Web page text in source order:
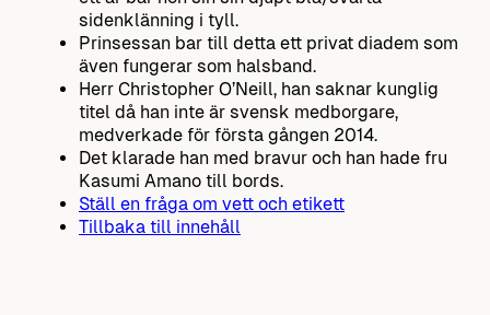
sidenklänning i tyll.
Prinsessan bar till detta ett privat diadem som
även fungerar som halsband.
Herr Christopher O’Neill, han saknar kunglig
titel då han inte är svensk medborgare,
medverkade för första gången 2014.
Det klarade han med bravur och han hade fru
Kasumi Amano till bords.
Ställ en fråga om vett och etikett
Tillbaka till innehåll